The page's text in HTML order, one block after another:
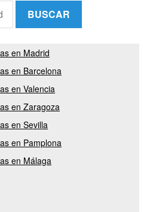
BUSCAR
en Madrid
en Barcelona
en Valencia
en Zaragoza
en Sevilla
en Pamplona
en Málaga